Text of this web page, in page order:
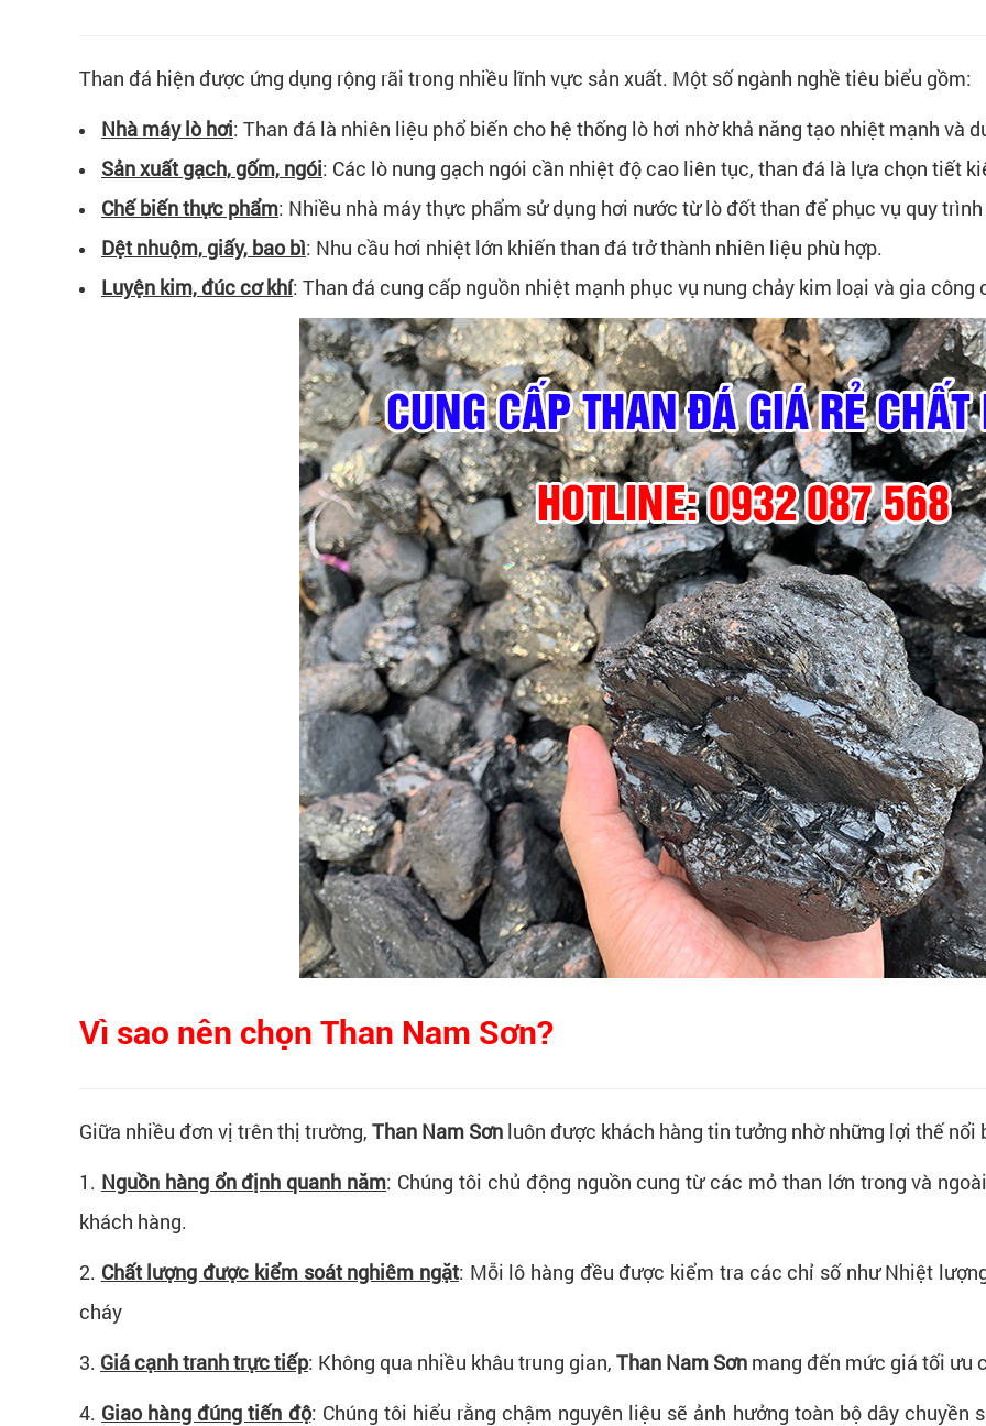
Than đá hiện được ứng dụng rộng rãi trong nhiều lĩnh vực sản xuất. Một số ngành nghề tiêu biểu gồm:
Nhà máy lò hơi: Than đá là nhiên liệu phổ biến cho hệ thống lò hơi nhờ khả năng tạo nhiệt mạnh và
Sản xuất gạch, gốm, ngói: Các lò nung gạch ngói cần nhiệt độ cao liên tục, than đá là lựa chọn tiết
Chế biến thực phẩm: Nhiều nhà máy thực phẩm sử dụng hơi nước từ lò đốt than để phục vụ quy
Dệt nhuộm, giấy, bao bì: Nhu cầu hơi nhiệt lớn khiến than đá trở thành nhiên liệu phù hợp.
Luyện kim, đúc cơ khí: Than đá cung cấp nguồn nhiệt mạnh phục vụ nung chảy kim loại và gia công
Vì sao nên chọn Than Nam Sơn?
Giữa nhiều đơn vị trên thị trường, Than Nam Sơn luôn được khách hàng tin tưởng nhờ những lợi thế nổi
1. Nguồn hàng ổn định quanh năm: Chúng tôi chủ động nguồn cung từ các mỏ than lớn trong và
khách hàng.
2. Chất lượng được kiểm soát nghiêm ngặt: Mỗi lô hàng đều được kiểm tra các chỉ số nhưNhiệt
cháy
3. Giá cạnh tranh trực tiếp: Không qua nhiều khâu trung gian, Than Nam Sơn mang đến mức giá tối ưu
4. Giao hàng đúng tiến độ: Chúng tôi hiểu rằng chậm nguyên liệu sẽ ảnh hưởng toàn bộ dây